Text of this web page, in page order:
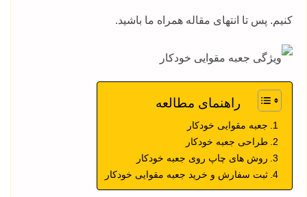
کنیم. پس تا انتهای مقاله همراه ما باشید.
راهنمای مطالعه
جعبه مقوایی خودکار
طراحی جعبه خودکار
روش های چاپ روی جعبه خودکار
ثبت سفارش و خرید جعبه مقوایی خودکار